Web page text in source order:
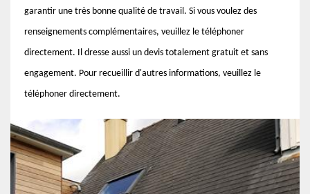
garantir une très bonne qualité de travail. Si vous voulez des
renseignements complémentaires, veuillez le téléphoner
directement. Il dresse aussi un devis totalement gratuit et sans
engagement. Pour recueillir d'autres informations, veuillez le
téléphoner directement.